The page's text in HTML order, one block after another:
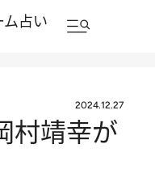
ム占い
2024.12.27
村靖幸が